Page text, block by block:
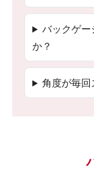
バックゲ
か？
角度が毎回